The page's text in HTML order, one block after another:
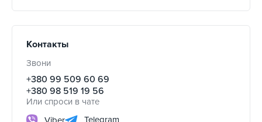
Контакты
Звони
+380 99 509 60 69
+380 98 519 19 56
Или спроси в чате